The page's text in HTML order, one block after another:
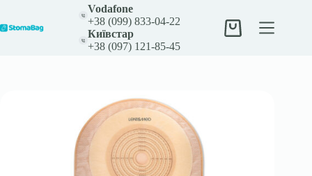
вмісту
Vodafone
+38 (099) 833-04-22
Київстар
+38 (097) 121-85-45
Кошик